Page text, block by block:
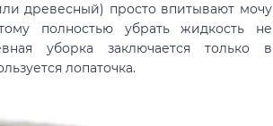
древесный) просто впитывают мочу
полностью убрать жидкость не
уборка заключается только в
лопаточка.